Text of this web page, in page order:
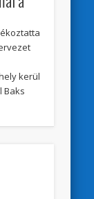
kerül
Baks